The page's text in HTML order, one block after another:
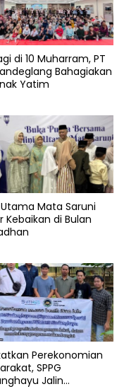
di 10 Muharram, PT
Bahagiakan
Yatim
Utama Mata Saruni
Kebaikan di Bulan
Perekonomian
SPPG
Jalin